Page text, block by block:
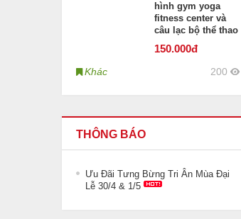
hình gym yoga
fitness center và
câu lạc bộ thể thao
150.000đ
Khác 200
THÔNG BÁO
Ưu Đãi Tưng Bừng Tri Ân Mùa Đại
Lễ 30/4 & 1/5